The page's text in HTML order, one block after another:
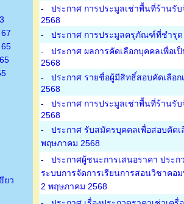
ยว
-
ประกาศ การประมูลเช่าพื้นที่ร้านรั
2568
-
ประกาศ การประมูลครุภัณฑ์ที่ชำรุด
-
ประกาศ ผลการคัดเลือกบุคคลเพื่อ
2568
-
ประกาศ รายชื่อผู้มีสิทธิ์สอบคัดเลือ
2568
-
ประกาศ การประมูลเช่าพื้นที่ร้านรั
2568
-
ประกาศ รับสมัครบุคคลเพื่อสอบคัด
พฤษภาคม 2568
-
ประกาศผู้ชนะการเสนอราคา ประ
ระบบการจัดการเรียนการสอนวิชาคอ
2 พฤษภาคม 2568